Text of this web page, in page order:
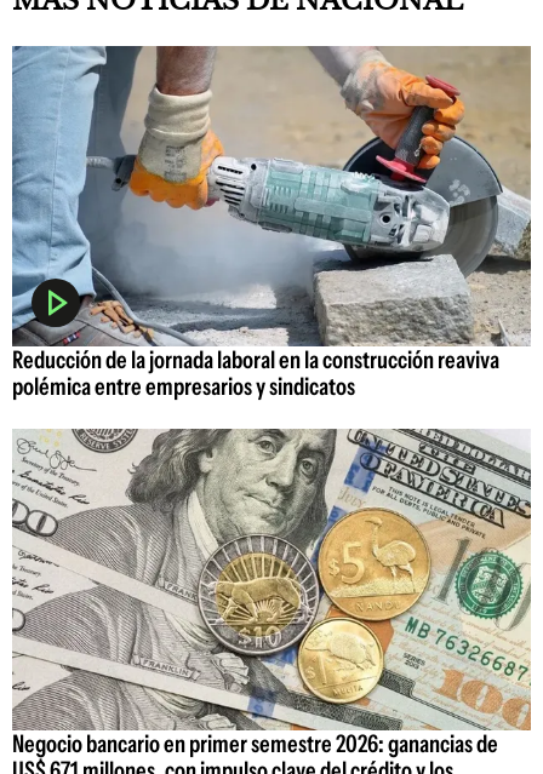
Reducción de la jornada laboral en la construcción reaviva
polémica entre empresarios y sindicatos
Negocio bancario en primer semestre 2026: ganancias de